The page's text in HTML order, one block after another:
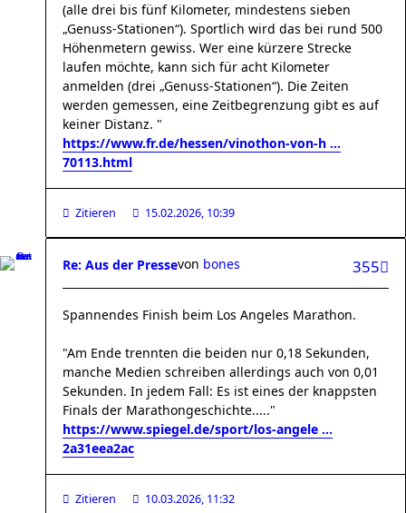
(alle drei bis fünf Kilometer, mindestens sieben
„Genuss-Stationen“). Sportlich wird das bei rund 500
Höhenmetern gewiss. Wer eine kürzere Strecke
laufen möchte, kann sich für acht Kilometer
anmelden (drei „Genuss-Stationen“). Die Zeiten
werden gemessen, eine Zeitbegrenzung gibt es auf
keiner Distanz. "
https://www.fr.de/hessen/vinothon-von-h ...
70113.html
Zitieren 15.02.2026, 10:39
Re: Aus der Presse 355
von bones
Spannendes Finish beim Los Angeles Marathon.
"Am Ende trennten die beiden nur 0,18 Sekunden,
manche Medien schreiben allerdings auch von 0,01
Sekunden. In jedem Fall: Es ist eines der knappsten
Finals der Marathongeschichte....."
https://www.spiegel.de/sport/los-angele ...
2a31eea2ac
Zitieren 10.03.2026, 11:32